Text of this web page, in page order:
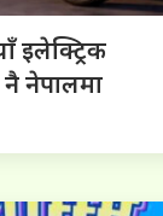
इलेक्ट्रिक
नेपालमा